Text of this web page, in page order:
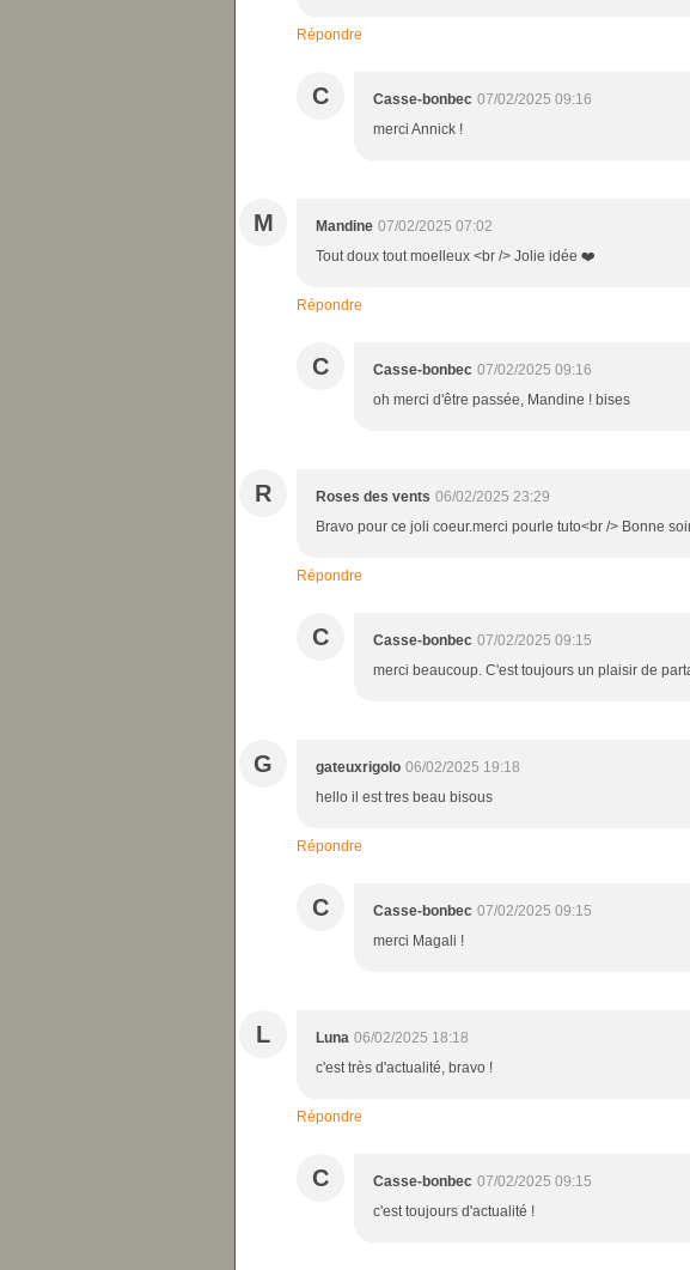
Répondre
C Casse-bonbec 07/02/2025 09:16
merci Annick !
M Mandine 07/02/2025 07:02
Tout doux tout moelleux <br /> Jolie idée ❤️
Répondre
C Casse-bonbec 07/02/2025 09:16
oh merci d'être passée, Mandine ! bises
R Roses des vents 06/02/2025 23:29
Bravo pour ce joli coeur.merci pourle tuto<br /> Bonne
Répondre
C Casse-bonbec 07/02/2025 09:15
merci beaucoup. C'est toujours un plaisir de
G gateuxrigolo 06/02/2025 19:18
hello il est tres beau bisous
Répondre
C Casse-bonbec 07/02/2025 09:15
merci Magali !
L Luna 06/02/2025 18:18
c'est très d'actualité, bravo !
Répondre
C Casse-bonbec 07/02/2025 09:15
c'est toujours d'actualité !